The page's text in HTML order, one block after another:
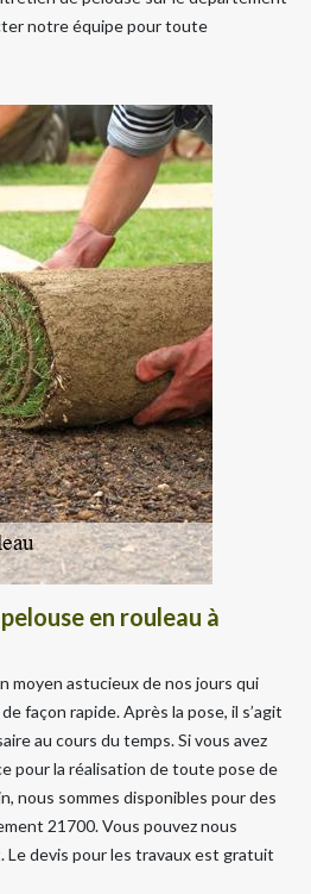
notre équipe pour toute
en rouleau à
moyen astucieux de nos jours qui
façon rapide. Après la pose, il s’agit
au cours du temps. Si vous avez
pour la réalisation de toute pose de
nous sommes disponibles pour des
21700. Vous pouvez nous
devis pour les travaux est gratuit